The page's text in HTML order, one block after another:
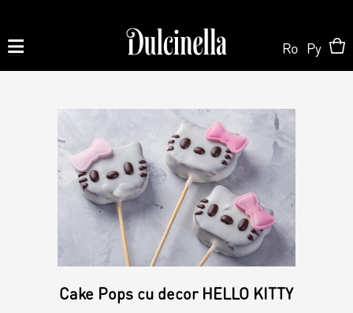
| 060 02 58 58
Order
Order
Personalized Cake
Candy Bar
Shop Online
Pastry
About us
Ro Ру
Cake Pops cu decor HELLO KITTY